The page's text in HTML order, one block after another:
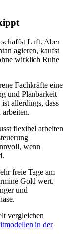
Luft. Aber
agieren, kaufst
wirklich Ruhe
Fachkräfte eine
und Planbarkeit
ist allerdings, dass
arbeiten.
flexibel arbeiten
wenn
freie Tage am
Gold wert.
und
vergleichen
in der